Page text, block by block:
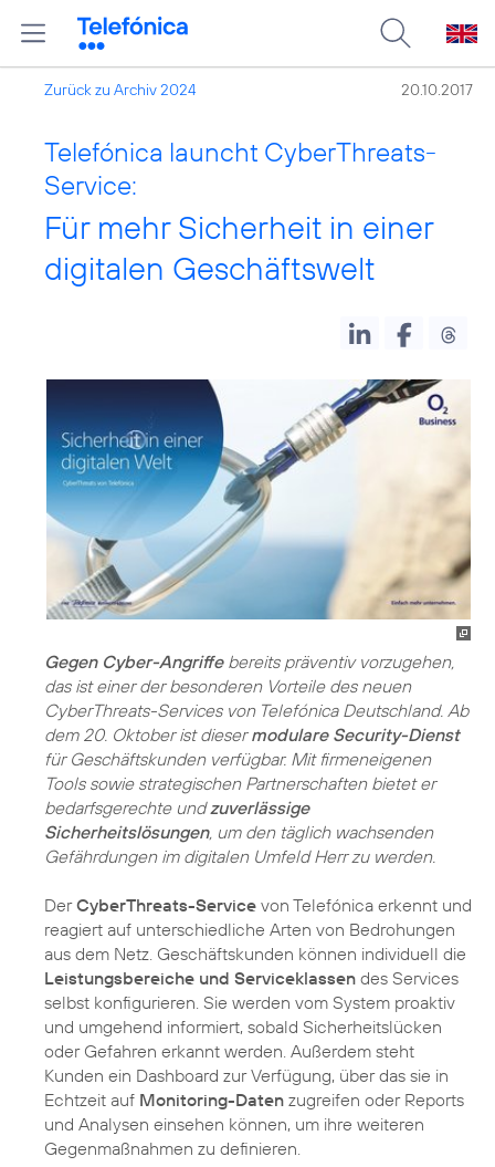
Zurück zu Archiv 2024 20.10.2017
Telefónica launcht CyberThreats-
Service:
Für mehr Sicherheit in einer
digitalen Geschäftswelt
Gegen Cyber-Angriffebereits präventiv vorzugehen,
das ist einer der besonderen Vorteile des neuen
CyberThreats-Services von Telefónica Deutschland. Ab
dem 20. Oktober ist diesermodulare Security-Dienst
für Geschäftskunden verfügbar. Mit firmeneigenen
Tools sowie strategischen Partnerschaften bietet er
bedarfsgerechte undzuverlässige
Sicherheitslösungen, um den täglich wachsenden
Gefährdungen im digitalen Umfeld Herr zu werden.
DerCyberThreats-Service von Telefónica erkennt und
reagiert auf unterschiedliche Arten von Bedrohungen
aus dem Netz. Geschäftskunden können individuell die
Leistungsbereiche und Serviceklassen des Services
selbst konfigurieren. Sie werden vom System proaktiv
und umgehend informiert, sobald Sicherheitslücken
oder Gefahren erkannt werden. Außerdem steht
Kunden ein Dashboard zur Verfügung, über das sie in
Echtzeit auf Monitoring-Daten zugreifen oder Reports
und Analysen einsehen können, um ihre weiteren
Gegenmaßnahmen zu definieren.